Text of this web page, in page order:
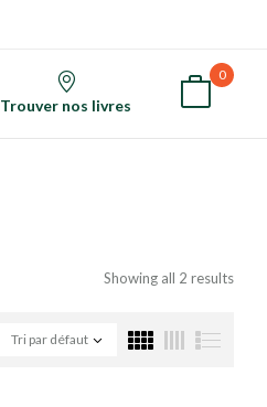
Trouver nos livres
0
Showing all 2 results
Tri par défaut